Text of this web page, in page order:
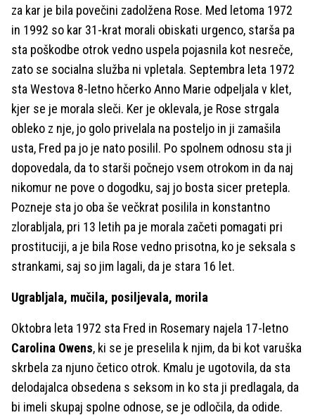
za kar je bila povečini zadolžena Rose. Med letoma 1972
in 1992 so kar 31-krat morali obiskati urgenco, starša pa
sta poškodbe otrok vedno uspela pojasnila kot nesreče,
zato se socialna služba ni vpletala. Septembra leta 1972
sta Westova 8-letno hčerko Anno Marie odpeljala v klet,
kjer se je morala sleči. Ker je oklevala, je Rose strgala
obleko z nje, jo golo privelala na posteljo in ji zamašila
usta, Fred pa jo je nato posilil. Po spolnem odnosu sta ji
dopovedala, da to starši počnejo vsem otrokom in da naj
nikomur ne pove o dogodku, saj jo bosta sicer pretepla.
Pozneje sta jo oba še večkrat posilila in konstantno
zlorabljala, pri 13 letih pa je morala začeti pomagati pri
prostituciji, a je bila Rose vedno prisotna, ko je seksala s
strankami, saj so jim lagali, da je stara 16 let.
Ugrabljala, mučila, posiljevala, morila
Oktobra leta 1972 sta Fred in Rosemary najela 17-letno
Carolina Owens, ki se je preselila k njim, da bi kot varuška
skrbela za njuno četico otrok. Kmalu je ugotovila, da sta
delodajalca obsedena s seksom in ko sta ji predlagala, da
bi imeli skupaj spolne odnose, se je odločila, da odide.